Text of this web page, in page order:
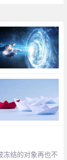
结的对象再也不